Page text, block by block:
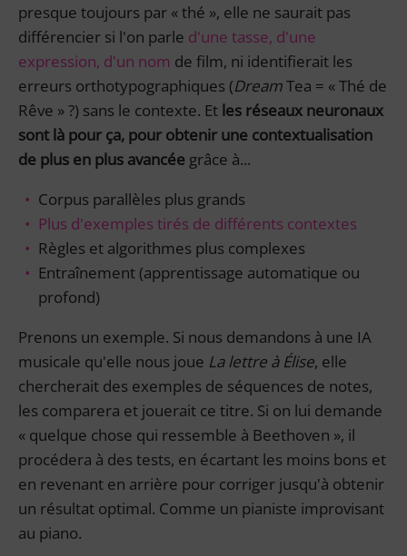
presque toujours par « thé », elle ne saurait pas
différencier si l'on parle d'une tasse, d'une
expression, d'un nom de film, ni identifierait les
erreurs orthotypographiques (DreamTea = « Thé de
Rêve » ?) sans le contexte. Et les réseaux neuronaux
sont là pour ça, pour obtenir une contextualisation
de plus en plus avancée grâce à...
Corpus parallèles plus grands
Plus d'exemples tirés de différents contextes
Règles et algorithmes plus complexes
Entraînement (apprentissage automatique ou
profond)
Prenons un exemple. Si nous demandons à une IA
musicale qu'elle nous joue La lettre à Élise, elle
chercherait des exemples de séquences de notes,
les comparera et jouerait ce titre. Si on lui demande
« quelque chose qui ressemble à Beethoven », il
procédera à des tests, en écartant les moins bons et
en revenant en arrière pour corriger jusqu'à obtenir
un résultat optimal. Comme un pianiste improvisant
au piano.